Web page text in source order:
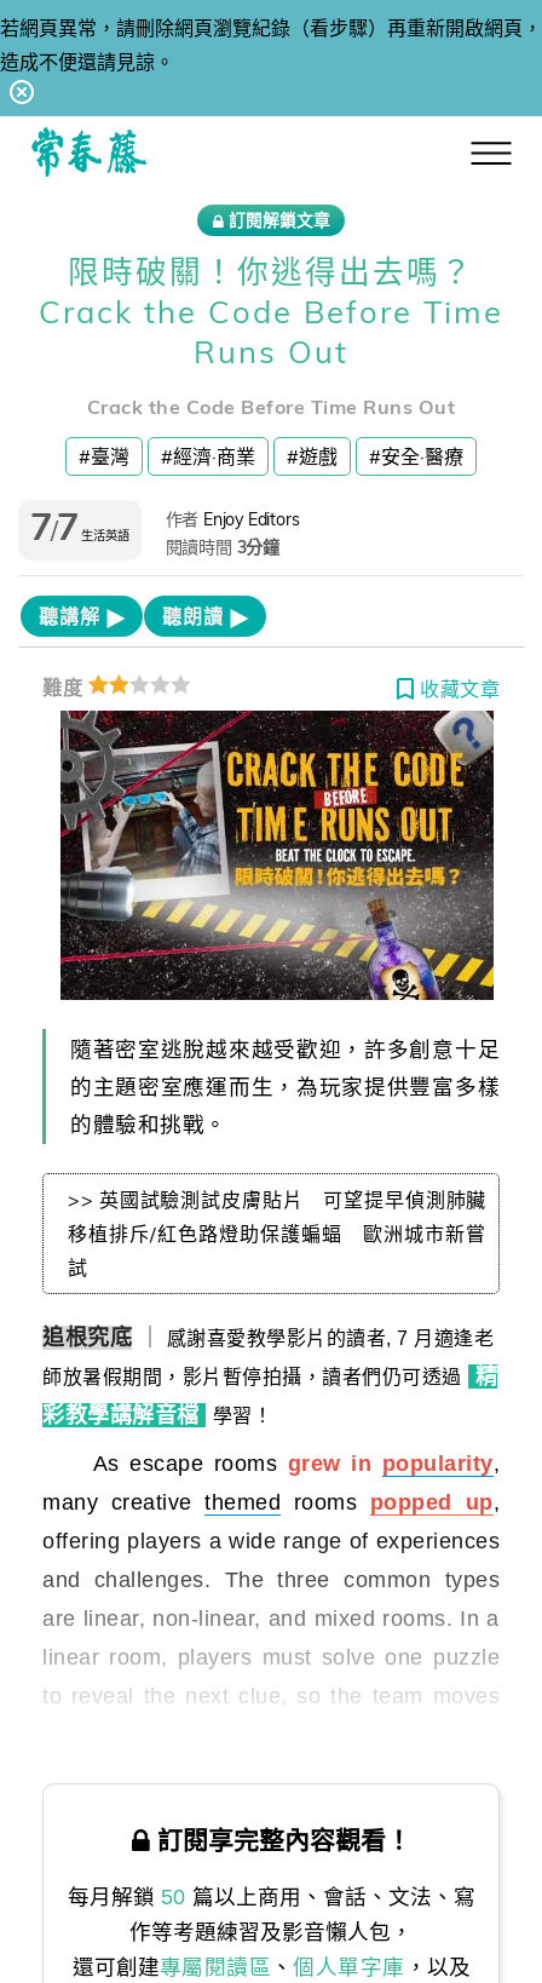
若網頁異常，請刪除網頁瀏覽紀錄（看步驟）再重新開啟網頁，
造成不便還請見諒。
訂閱解鎖文章
限時破關！你逃得出去嗎？
Crack the Code Before Time
Runs Out
Crack the Code Before Time Runs Out
#臺灣 #經濟·商業 #遊戲 #安全·醫療
7/7 生活英語
作者 Enjoy Editors
閱讀時間 3分鐘
聽講解 聽朗讀
難度 收藏文章
隨著密室逃脫越來越受歡迎，許多創意十足
的主題密室應運而生，為玩家提供豐富多樣
的體驗和挑戰。
>> 英國試驗測試皮膚貼片 可望提早偵測肺臟
移植排斥/紅色路燈助保護蝙蝠 歐洲城市新嘗
試
追根究底 感謝喜愛教學影片的讀者, 7 月適逢老
師放暑假期間，影片暫停拍攝，讀者們仍可透過
精
彩教學講解音檔
學習 ！
As escape rooms grew in popularity,
many creativethemed rooms popped up,
offering players a wide range of experiences
and challenges. The three common types
are linear, non-linear, and mixed rooms. In a
linear room, players must solve one puzzle
to reveal the next clue, so the team moves
訂閱享完整內容觀看！
每月解鎖 50 篇以上商用、會話、文法、寫
作等考題練習及影音懶人包，
還可創建專屬閱讀區 、 個人單字庫 ，以及